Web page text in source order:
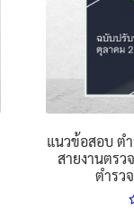
แนวข้อสอบ ต
สายงานตรว
ตำรว